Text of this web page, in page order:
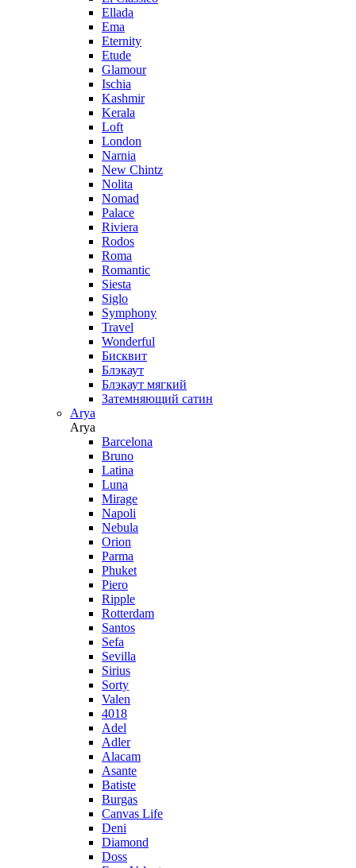
Ellada
Ema
Eternity
Etude
Glamour
Ischia
Kashmir
Kerala
Loft
London
Narnia
New Chintz
Nolita
Nomad
Palace
Riviera
Rodos
Roma
Romantic
Siesta
Siglo
Symphony
Travel
Wonderful
Бисквит
Блэкаут
Блэкаут мягкий
Затемняющий сатин
Arya
Arya
Barcelona
Bruno
Latina
Luna
Mirage
Napoli
Nebula
Orion
Parma
Phuket
Piero
Ripple
Rotterdam
Santos
Sefa
Sevilla
Sirius
Sorty
Valen
4018
Adel
Adler
Alacam
Asante
Batiste
Burgas
Canvas Life
Deni
Diamond
Doss